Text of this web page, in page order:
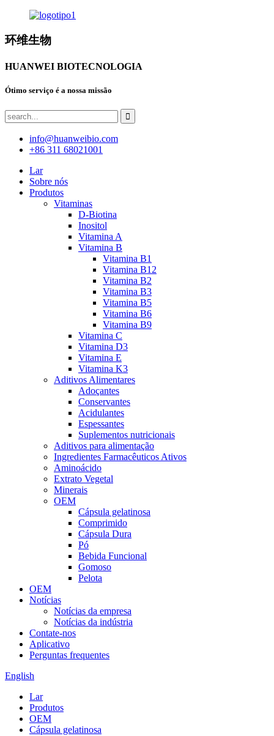
环维生物
HUANWEI BIOTECNOLOGIA
Ótimo serviço é a nossa missão
info@huanweibio.com
+86 311 68021001
Lar
Sobre nós
Produtos
Vitaminas
D-Biotina
Inositol
Vitamina A
Vitamina B
Vitamina B1
Vitamina B12
Vitamina B2
Vitamina B3
Vitamina B5
Vitamina B6
Vitamina B9
Vitamina C
Vitamina D3
Vitamina E
Vitamina K3
Aditivos Alimentares
Adoçantes
Conservantes
Acidulantes
Espessantes
Suplementos nutricionais
Aditivos para alimentação
Ingredientes Farmacêuticos Ativos
Aminoácido
Extrato Vegetal
Minerais
OEM
Cápsula gelatinosa
Comprimido
Cápsula Dura
Pó
Bebida Funcional
Gomoso
Pelota
OEM
Notícias
Notícias da empresa
Notícias da indústria
Contate-nos
Aplicativo
Perguntas frequentes
English
Lar
Produtos
OEM
Cápsula gelatinosa